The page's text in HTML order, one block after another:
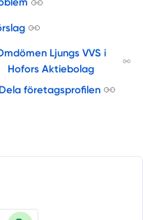
Ljungs VVS i
Hofors Aktiebolag
Dela företagsprofilen